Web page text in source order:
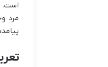
است.
مرد